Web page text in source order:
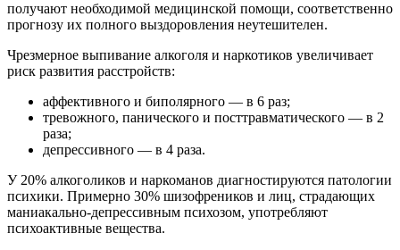
получают необходимой медицинской помощи, соответственно
прогнозу их полного выздоровления неутешителен.
Чрезмерное выпивание алкоголя и наркотиков увеличивает
риск развития расстройств:
аффективного и биполярного — в 6 раз;
тревожного, панического и посттравматического — в 2
раза;
депрессивного — в 4 раза.
У 20% алкоголиков и наркоманов диагностируются патологии
психики. Примерно 30% шизофреников и лиц, страдающих
маниакально-депрессивным психозом, употребляют
психоактивные вещества.